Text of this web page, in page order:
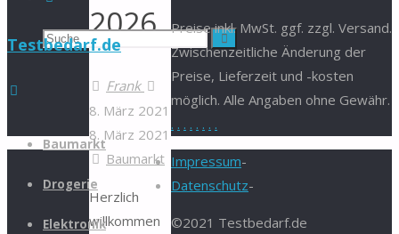
Suchen Suche
Testbedarf.de
Zum
springen
Baumarkt
Drogerie
Elektronik
2026
Frank
8. März 2021
8. März 2021
Baumarkt
Herzlich
willkommen
Preise inkl. MwSt. ggf. zzgl. Versand.
Zwischenzeitliche Änderung der
Preise, Lieferzeit und -kosten
möglich. Alle Angaben ohne Gewähr.
. . . . . . . .
Impressum-
Datenschutz-
©2021 Testbedarf.de